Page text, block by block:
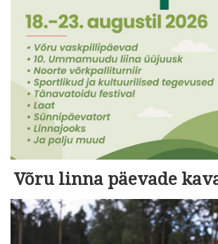
Võru linna päevade